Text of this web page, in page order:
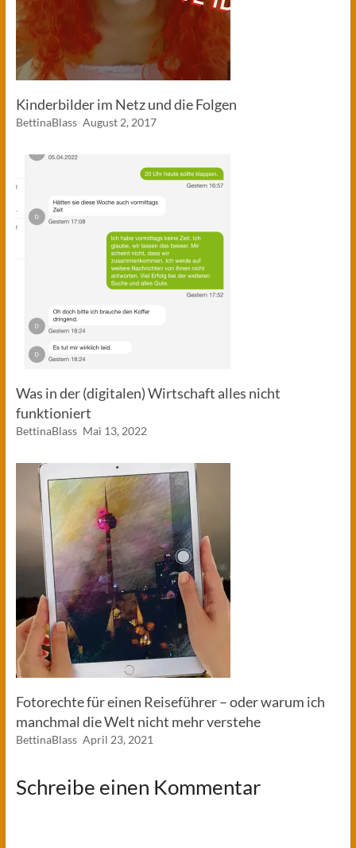
Kinderbilder im Netz und die Folgen
BettinaBlass August 2, 2017
Was in der (digitalen) Wirtschaft alles nicht
funktioniert
BettinaBlass Mai 13, 2022
Fotorechte für einen Reiseführer – oder warum ich
manchmal die Welt nicht mehr verstehe
BettinaBlass April 23, 2021
Schreibe einen Kommentar